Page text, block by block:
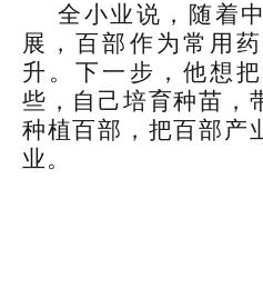
全小业说，随着
展，百部作为常用
升。下一步，他想
些，自己培育种苗，
种植百部，把百部产
业。